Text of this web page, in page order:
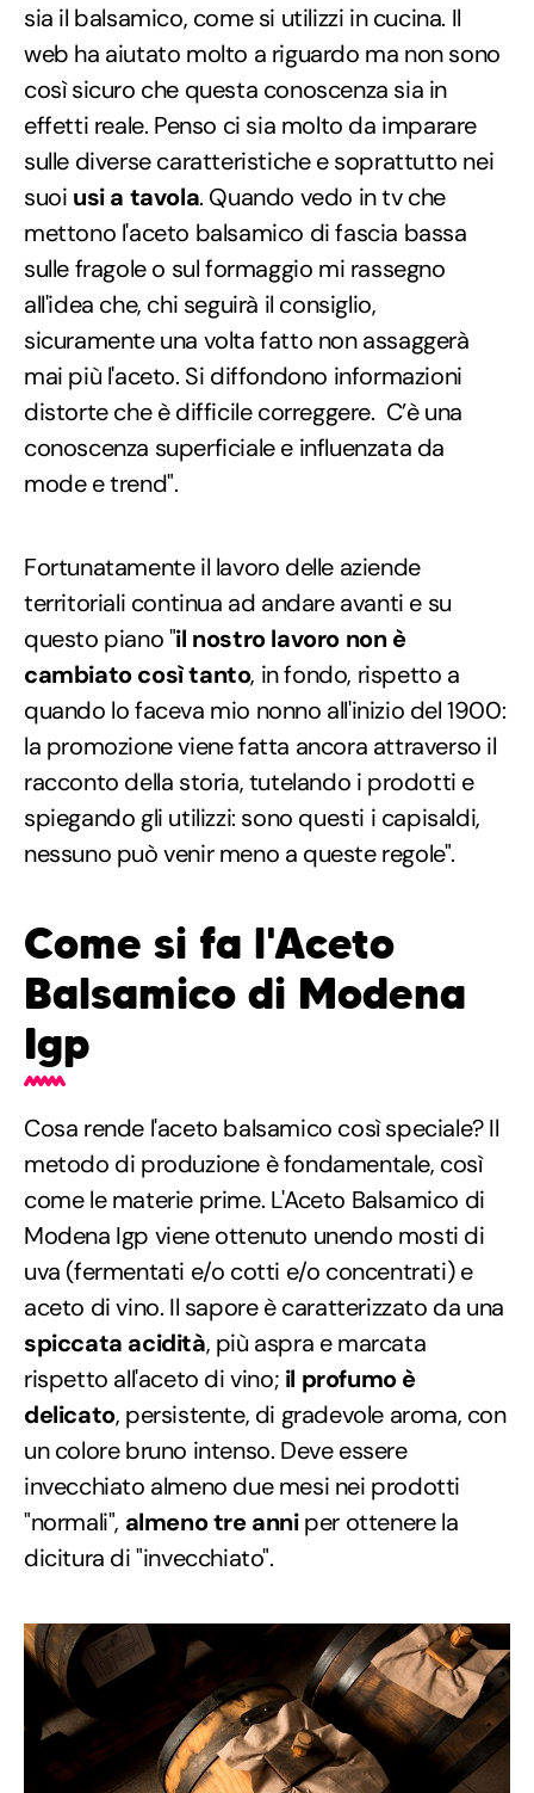
sia il balsamico, come si utilizzi in cucina. Il
web ha aiutato molto a riguardo ma non sono
così sicuro che questa conoscenza sia in
effetti reale. Penso ci sia molto da imparare
sulle diverse caratteristiche e soprattutto nei
suoi usi a tavola. Quando vedo in tv che
mettono l'aceto balsamico di fascia bassa
sulle fragole o sul formaggio mi rassegno
all'idea che, chi seguirà il consiglio,
sicuramente una volta fatto non assaggerà
mai più l'aceto. Si diffondono informazioni
distorte che è difficile correggere. C’è una
conoscenza superficiale e influenzata da
mode e trend".
Fortunatamente il lavoro delle aziende
territoriali continua ad andare avanti e su
questo piano "il nostro lavoro non è
cambiato così tanto, in fondo, rispetto a
quando lo faceva mio nonno all'inizio del 1900:
la promozione viene fatta ancora attraverso il
racconto della storia, tutelando i prodotti e
spiegando gli utilizzi: sono questi i capisaldi,
nessuno può venir meno a queste regole".
Come si fa l'Aceto
Balsamico di Modena
Igp
Cosa rende l'aceto balsamico così speciale? Il
metodo di produzione è fondamentale, così
come le materie prime. L'Aceto Balsamico di
Modena Igp viene ottenuto unendo mosti di
uva (fermentati e/o cotti e/o concentrati) e
aceto di vino. Il sapore è caratterizzato da una
spiccata acidità, più aspra e marcata
rispetto all'aceto di vino; il profumo è
delicato, persistente, di gradevole aroma, con
un colore bruno intenso. Deve essere
invecchiato almeno due mesi nei prodotti
"normali", almeno tre anniper ottenere la
dicitura di "invecchiato".